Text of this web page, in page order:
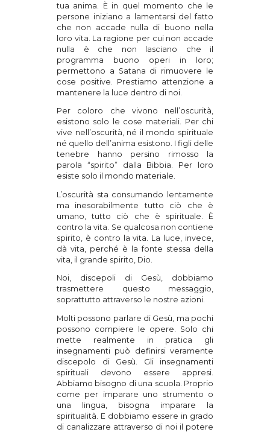
tua anima. È in quel momento che le
persone iniziano a lamentarsi del fatto
che non accade nulla di buono nella
loro vita. La ragione per cui non accade
nulla è che non lasciano che il
programma buono operi in loro;
permettono a Satana di rimuovere le
cose positive. Prestiamo attenzione a
mantenere la luce dentro di noi.
Per coloro che vivono nell’oscurità,
esistono solo le cose materiali. Per chi
vive nell’oscurità, né il mondo spirituale
né quello dell’anima esistono. I figli delle
tenebre hanno persino rimosso la
parola “spirito” dalla Bibbia. Per loro
esiste solo il mondo materiale.
L’oscurità sta consumando lentamente
ma inesorabilmente tutto ciò che è
umano, tutto ciò che è spirituale. È
contro la vita. Se qualcosa non contiene
spirito, è contro la vita. La luce, invece,
dà vita, perché è la fonte stessa della
vita, il grande spirito, Dio.
Noi, discepoli di Gesù, dobbiamo
trasmettere questo messaggio,
soprattutto attraverso le nostre azioni.
Molti possono parlare di Gesù, ma pochi
possono compiere le opere. Solo chi
mette realmente in pratica gli
insegnamenti può definirsi veramente
discepolo di Gesù. Gli insegnamenti
spirituali devono essere appresi.
Abbiamo bisogno di una scuola. Proprio
come per imparare uno strumento o
una lingua, bisogna imparare la
spiritualità. E dobbiamo essere in grado
di canalizzare attraverso di noi il potere